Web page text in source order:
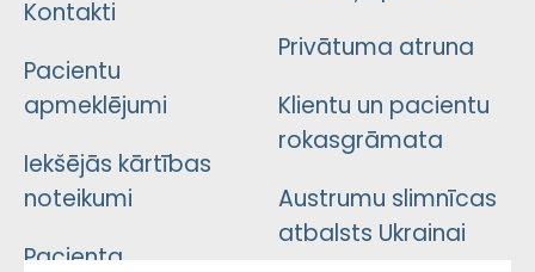
Kontakti
Pacientu
apmeklējumi
Iekšējās kārtības
noteikumi
Pacienta
Privātuma atruna
Klientu un pacientu
rokasgrāmata
Austrumu slimnīcas
atbalsts Ukrainai